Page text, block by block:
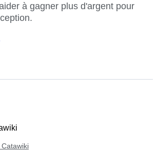
à gagner plus d'argent pour